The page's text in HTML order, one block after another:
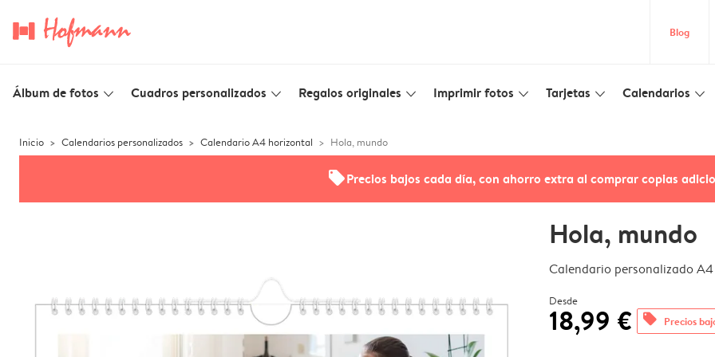
Blog
Álbum de fotos slim_arrow_down Cuadros personalizados slim_arrow_down Regalos originales slim_arrow_down Imprimir fotos slim_arrow_down Tarjetas slim_arrow_down Calendarios slim_arrow_down
Inicio Calendarios personalizados Calendario A4 horizontal Hola, mundo
offersPrecios bajos cada día, con ahorro extra al comprar copias
Hola, mundo
Calendario personalizado
Desde
18,99 € offers Precios